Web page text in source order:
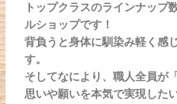
トップクラスのラインナップ
ルショップです！
背負うと身体に馴染み軽く感
す。
そしてなにより、職人全員が
思いや願いを本気で実現したい